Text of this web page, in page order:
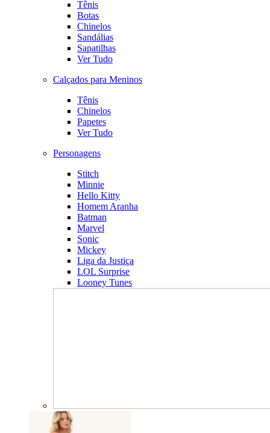
Tênis
Botas
Chinelos
Sandálias
Sapatilhas
Ver Tudo
Calçados para Meninos
Tênis
Chinelos
Papetes
Ver Tudo
Personagens
Stitch
Minnie
Hello Kitty
Homem Aranha
Batman
Marvel
Sonic
Mickey
Liga da Justiça
LOL Surprise
Looney Tunes